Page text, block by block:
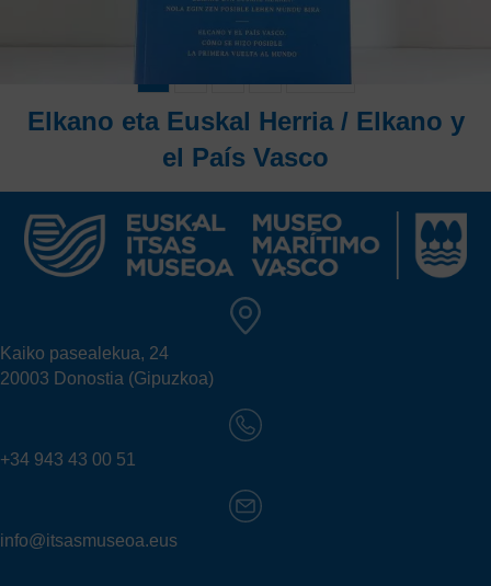
donostiarraren produktua, material birziklatu eta
iraunkorrekin egina.
Elkano eta Euskal Herria / Elkano y
el País Vasco
Liburu honetan, Lehen Mundu Bira posible egin zuten
Euskal Herriaren ekarpen nagusien bilduma dago.
Kaiko pasealekua, 24
20003 Donostia (Gipuzkoa)
+34 943 43 00 51
info@itsasmuseoa.eus